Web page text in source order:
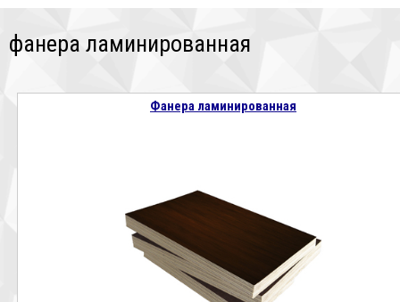
фанера ламинированная
Фанера ламинированная